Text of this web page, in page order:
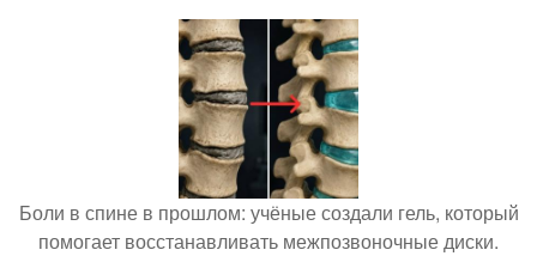
Боли в спине в прошлом: учёные создали гель, который
помогает восстанавливать межпозвоночные диски.